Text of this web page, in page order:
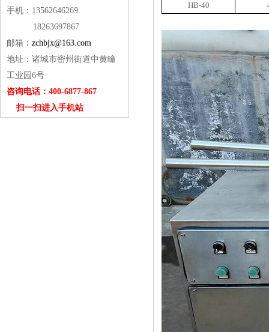
手机：13562646269
18263697867
邮箱： zchbjx@163.com
地址：诸城市密州街道中黄疃
工业园6号
咨询电话：400-6877-867
扫一扫进入手机站
HB-40